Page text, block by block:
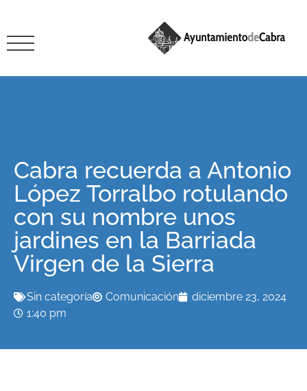
Cabra recuerda a Antonio
López Torralbo rotulando
con su nombre unos
jardines en la Barriada
Virgen de la Sierra
Sin categoría Comunicación
diciembre 23, 2024
1:40 pm